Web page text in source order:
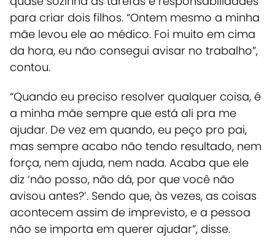
para criar dois filhos. “Ontem mesmo a minha
mãe levou ele ao médico. Foi muito em cima
da hora, eu não consegui avisar no trabalho”,
contou.
“Quando eu preciso resolver qualquer coisa, é
a minha mãe sempre que está ali pra me
ajudar. De vez em quando, eu peço pro pai,
mas sempre acabo não tendo resultado, nem
força, nem ajuda, nem nada. Acaba que ele
diz ‘não posso, não dá, por que você não
avisou antes?’. Sendo que, às vezes, as coisas
acontecem assim de imprevisto, e a pessoa
não se importa em querer ajudar”, disse.